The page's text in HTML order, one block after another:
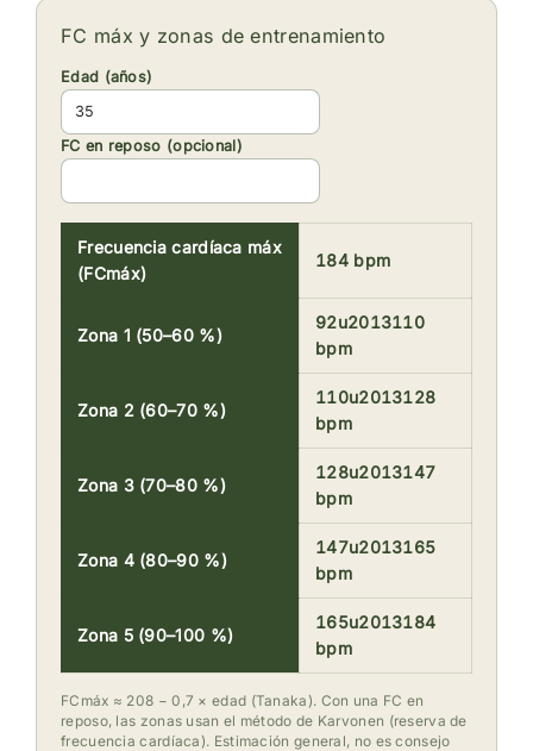
FC máx y zonas de entrenamiento
Edad (años)
FC en reposo (opcional)
Frecuencia cardíaca máx
(FCmáx)
184 bpm
Zona 1 (50–60 %)
92u2013110
bpm
Zona 2 (60–70 %)
110u2013128
bpm
Zona 3 (70–80 %)
128u2013147
bpm
Zona 4 (80–90 %)
147u2013165
bpm
Zona 5 (90–100 %)
165u2013184
bpm
FCmáx ≈ 208 − 0,7 × edad (Tanaka). Con una FC en
reposo, las zonas usan el método de Karvonen (reserva de
frecuencia cardíaca). Estimación general, no es consejo